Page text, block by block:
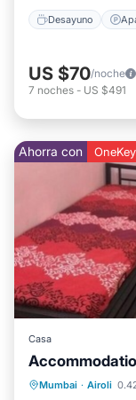
Desayuno
US $70/noche
7 noches - US $491
Ahorra con OneKey
Casa
Mumbai · Airoli
Balcón/
Apto